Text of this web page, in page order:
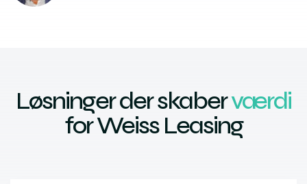
Løsninger der skaberværdi
for Weiss Leasing